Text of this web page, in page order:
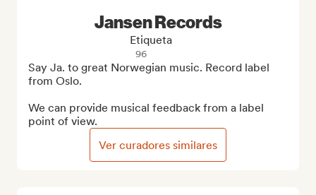
Jansen Records
Etiqueta
96
Say Ja. to great Norwegian music. Record label
from Oslo.
We can provide musical feedback from a label
point of view.
Ver curadores similares